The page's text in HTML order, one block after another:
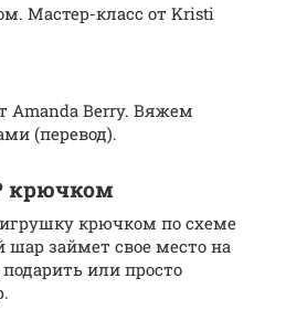
Мастер-класс от Kristi
Amanda Berry. Вяжем
(перевод).
крючком
крючком по схеме
шар займет свое место на
или просто